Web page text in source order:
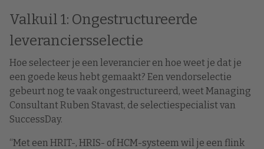
Valkuil 1: Ongestructureerde
leveranciersselectie
Hoe selecteer je een leverancier en hoe weet je dat je
een goede keus hebt gemaakt? Een vendorselectie
gebeurt nog te vaak ongestructureerd, weet Managing
Consultant Ruben Stavast, de selectiespecialist van
SuccessDay.
“Met een HRIT-, HRIS- of HCM-systeem wil je een flink